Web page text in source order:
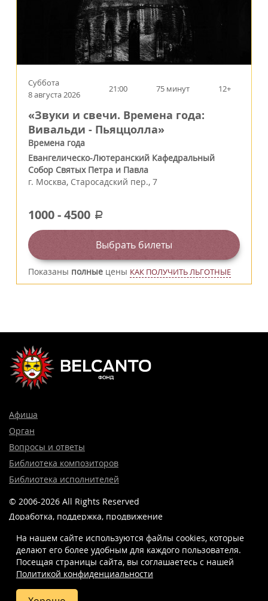
Суббота
8 августа 2026
21:00 75 минут 12+
«Звуки и свечи. Времена года:
Вивальди - Пьяццолла»
Времена года
Евангелическо-Лютеранский Кафедральный
Собор Святых Петра и Павла
г. Москва, Старосадский пер., 7
1000-4500 a
Выбрать билеты
Показаны полные цены КАК ПОЛУЧИТЬ ЛЬГОТНЫЕ
Афиша
Орган
Вопросы и ответы
Библиотека композиторов
Библиотека исполнителей
© 2006-2026 All Rights Reserved
Доработка, поддержка, продвижение
8 (499) 923-22-78
info@belcantofund.com
На нашем сайте используются файлы cookies, которые
делают его более удобным для каждого пользователя.
Посещая страницы сайта, вы соглашаетесь c нашей
Политикой конфиденциальности